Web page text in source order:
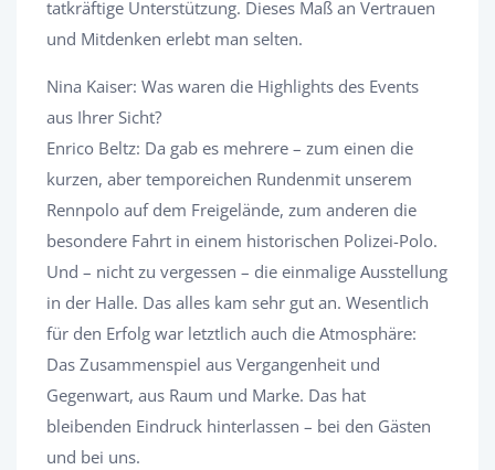
tatkräftige Unterstützung. Dieses Maß an Vertrauen
und Mitdenken erlebt man selten.
Nina Kaiser: Was waren die Highlights des Events
aus Ihrer Sicht?
Enrico Beltz: Da gab es mehrere – zum einen die
kurzen, aber temporeichen Rundenmit unserem
Rennpolo auf dem Freigelände, zum anderen die
besondere Fahrt in einem historischen Polizei-Polo.
Und – nicht zu vergessen – die einmalige Ausstellung
in der Halle. Das alles kam sehr gut an. Wesentlich
für den Erfolg war letztlich auch die Atmosphäre:
Das Zusammenspiel aus Vergangenheit und
Gegenwart, aus Raum und Marke. Das hat
bleibenden Eindruck hinterlassen – bei den Gästen
und bei uns.